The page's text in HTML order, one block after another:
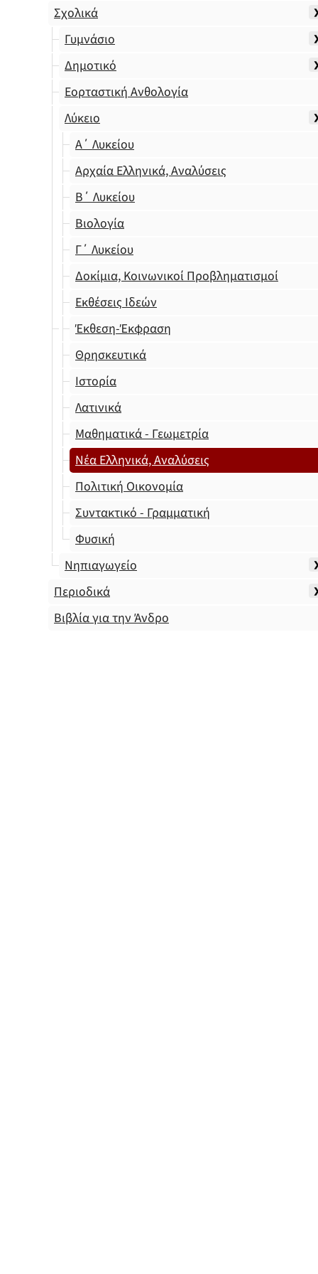
Σχολικά
Γυμνάσιο
Δημοτικό
Εορταστική Ανθολογία
Λύκειο
Α΄ Λυκείου
Αρχαία Ελληνικά, Αναλύσεις
Β΄ Λυκείου
Βιολογία
Γ΄ Λυκείου
Δοκίμια, Κοινωνικοί Προβληματισμοί
Εκθέσεις Ιδεών
Έκθεση-Έκφραση
Θρησκευτικά
Ιστορία
Λατινικά
Μαθηματικά - Γεωμετρία
Νέα Ελληνικά, Αναλύσεις
Πολιτική Οικονομία
Συντακτικό - Γραμματική
Φυσική
Νηπιαγωγείο
Περιοδικά
Βιβλία για την Άνδρο